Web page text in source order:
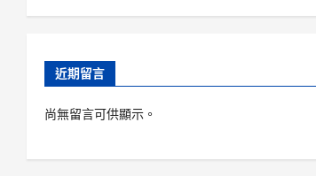
近期留言
尚無留言可供顯示。